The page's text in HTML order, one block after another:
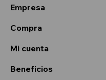
Empresa
Compra
Mi cuenta
Beneficios